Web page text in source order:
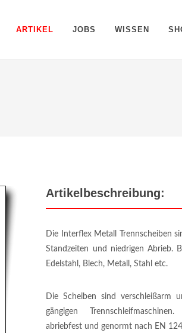
ARTIKEL JOBS WISSEN
Artikelbeschreibung:
Die Interflex Metall Trennscheiben
Standzeiten und niedrigen Abrieb.
Edelstahl, Blech, Metall, Stahl etc.
Die Scheiben sind verschleißarm
gängigen
abriebfest und genormt nach EN